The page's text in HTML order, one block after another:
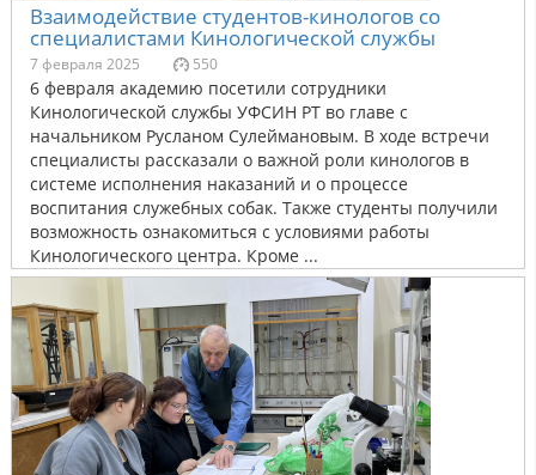
Взаимодействие студентов-кинологов со
специалистами Кинологической службы
7 февраля 2025 550
6 февраля академию посетили сотрудники
Кинологической службы УФСИН РТ во главе с
начальником Русланом Сулеймановым. В ходе встречи
специалисты рассказали о важной роли кинологов в
системе исполнения наказаний и о процессе
воспитания служебных собак. Также студенты получили
возможность ознакомиться с условиями работы
Кинологического центра. Кроме ...